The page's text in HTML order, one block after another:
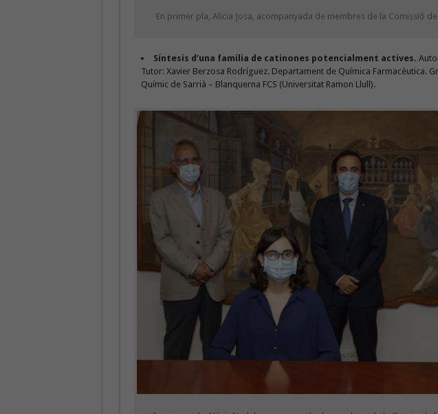
En primer pla, Alicia Josa, acompanyada de membres de la Comissió
Síntesis d’una família de catinones potencialment actives.
Tutor: Xavier Berzosa Rodríguez. Departament de Química Farmacèutica.
Químic de Sarrià – Blanquerna FCS (Universitat Ramon Llull).